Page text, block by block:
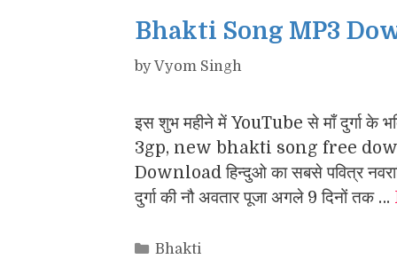
Bhakti Song MP3
byVyom Singh
इस शुभ महीने में YouTube से माँ दुर्गा
3gp, new bhakti song free
Download हिन्दुओ का सबसे पवित्र
दुर्गा की नौ अवतार पूजा अगले 9 दिनों तक …
Categories
Bhakti